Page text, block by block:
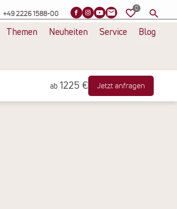
+49 2226 1588-00
Themen Neuheiten Service Blog
ab 1225 € Jetzt anfragen